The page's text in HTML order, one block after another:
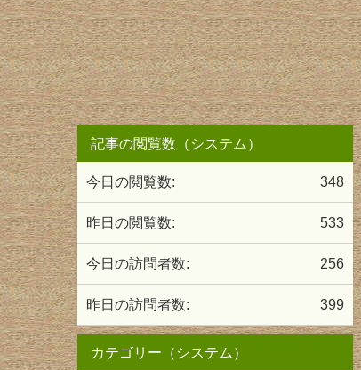
記事の閲覧数（システム）
348
今日の閲覧数:
533
昨日の閲覧数:
256
今日の訪問者数:
399
昨日の訪問者数:
カテゴリー（システム）